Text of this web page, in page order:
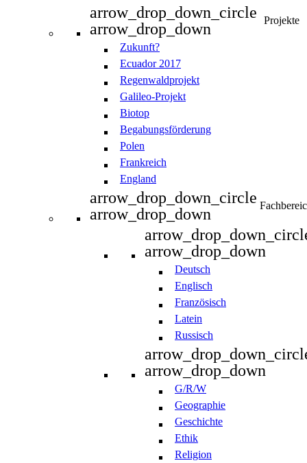
arrow_drop_down_circle
arrow_drop_down
Projekte
Zukunft?
Ecuador 2017
Regenwaldprojekt
Galileo-Projekt
Biotop
Begabungsförderung
Polen
Frankreich
England
arrow_drop_down_circle
arrow_drop_down
arrow_drop_down
Deutsch
Englisch
Französisch
Latein
Russisch
arrow_drop_down
G/R/W
Geographie
Geschichte
Ethik
Religion